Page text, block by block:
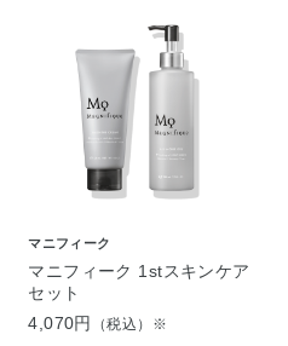
マニフィーク
マニフィーク 1stスキンケア
セット
4,070円
（税込）※